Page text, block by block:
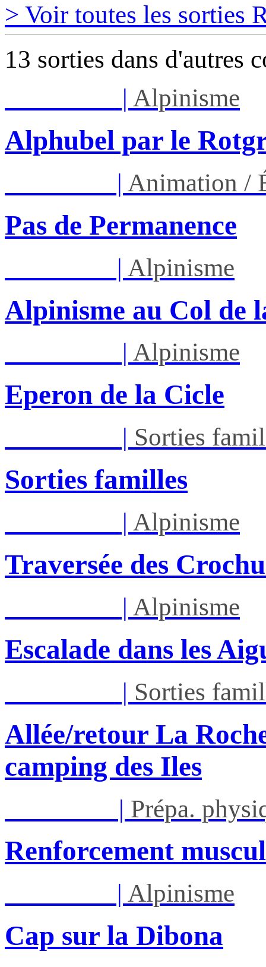
> Voir toutes les sorties
13 sorties dans d'autres
| Alpinisme
Alphubel par le
| Animation /
Pas de Permanence
| Alpinisme
Alpinisme au Col de
| Alpinisme
Eperon de la Cicle
| Sorties
Sorties familles
| Alpinisme
Traversée des
| Alpinisme
Escalade dans les
| Sorties
Allée/retour La
camping des Iles
| Prépa.
Renforcement
| Alpinisme
Cap sur la Dibona